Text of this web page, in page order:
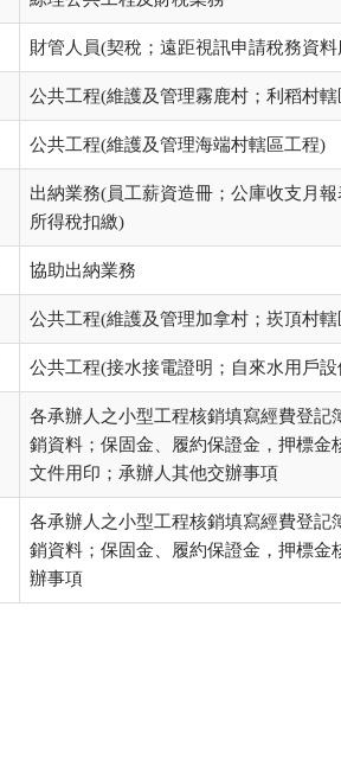
財管人員(契稅；遠距視訊申請稅務資
公共工程(維護及管理霧鹿村；利稻村
公共工程(維護及管理海端村轄區工程)
出納業務(員工薪資造冊；公庫收支月
所得稅扣繳)
協助出納業務
公共工程(維護及管理加拿村；崁頂村
公共工程(接水接電證明；自來水用戶
各承辦人之小型工程核銷填寫經費登
銷資料；保固金、履約保證金，押標
文件用印；承辦人其他交辦事項
各承辦人之小型工程核銷填寫經費登
銷資料；保固金、履約保證金，押標
辦事項